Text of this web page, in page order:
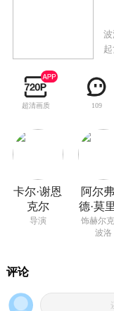
超清画质 109
卡尔·谢恩
克尔
导演
阿尔
德·莫
饰赫尔
波洛